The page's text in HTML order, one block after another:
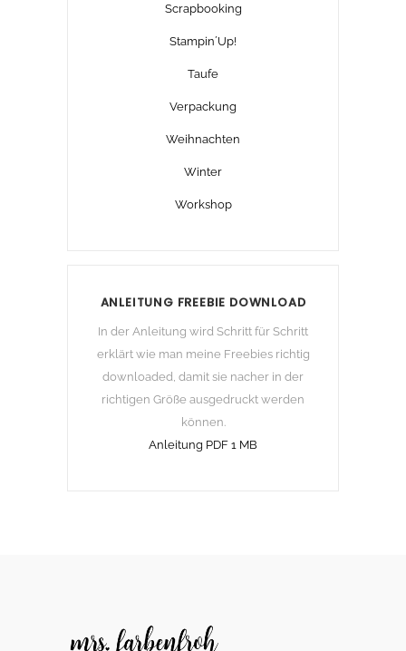
Scrapbooking
Stampin´Up!
Taufe
Verpackung
Weihnachten
Winter
Workshop
ANLEITUNG FREEBIE DOWNLOAD
In der Anleitung wird Schritt für Schritt
erklärt wie man meine Freebies richtig
downloaded, damit sie nacher in der
richtigen Größe ausgedruckt werden
können.
Anleitung PDF 1 MB